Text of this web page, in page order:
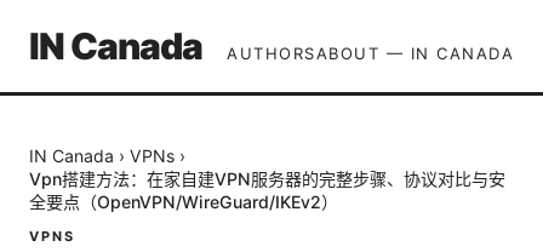
IN Canada AUTHORSABOUT — IN CANADA
IN Canada › VPNs ›
Vpn搭建方法：在家自建VPN服务器的完整步骤、协议对比与安
全要点（OpenVPN/WireGuard/IKEv2）
VPNS